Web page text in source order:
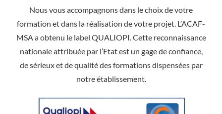
Nous vous accompagnons dans le choix de votre
formation et dans la réalisation de votre projet. L’ACAF-
MSA a obtenu le label QUALIOPI. Cette reconnaissance
nationale attribuée par l’Etat est un gage de confiance,
de sérieux et de qualité des formations dispensées par
notre établissement.